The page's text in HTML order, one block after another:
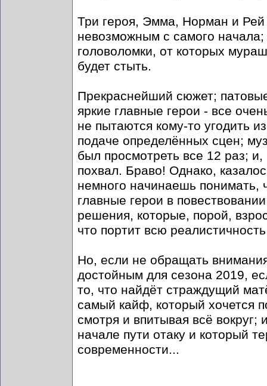
Три героя, Эмма, Норман и Рей
невозможным с самого
головоломки, от которых
будет стыть.
Прекраснейший сюжет;
яркие главные герои - все
не пытаются кому-то угодить
подаче определённых сцен;
был просмотреть все 12 раз;
похвал. Браво! Однако,
немного начинаешь понимать,
главные герои в
решения, которые, порой,
что портит всю
Но, если не обращать
достойным для сезона 2019,
то, что найдёт страждущий
самый кайф, который хочется
смотря и впитывая всё
начале пути отаку и который
современности...